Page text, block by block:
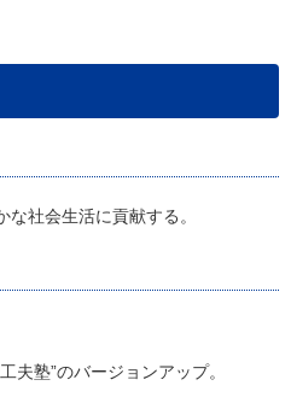
社会生活に貢献する。
夫塾”のバージョンアップ。